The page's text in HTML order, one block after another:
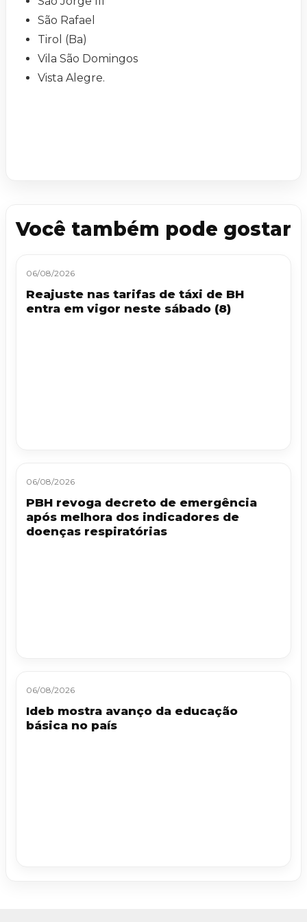
São Rafael
Tirol (Ba)
Vila São Domingos
Vista Alegre.
Você também pode gostar
06/08/2026
Reajuste nas tarifas de táxi de BH
entra em vigor neste sábado (8)
06/08/2026
PBH revoga decreto de emergência
após melhora dos indicadores de
doenças respiratórias
06/08/2026
Ideb mostra avanço da educação
básica no país